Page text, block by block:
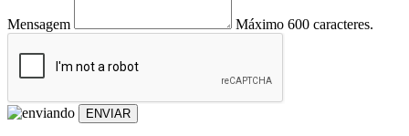
Mensagem Máximo 600 caracteres.
ENVIAR